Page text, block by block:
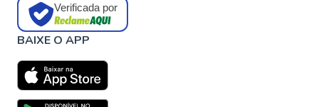
Verificada por
BAIXE O APP